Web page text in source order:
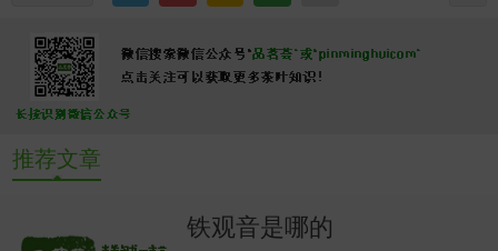
常
推荐文章
铁观音是哪的